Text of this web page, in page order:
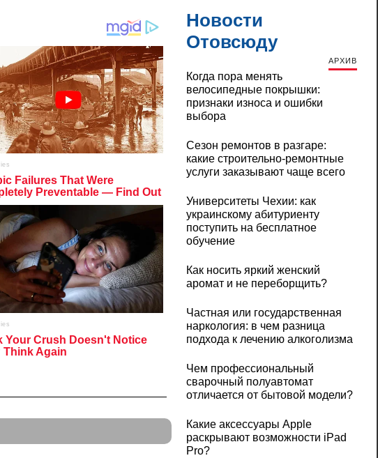
Новости
Отовсюду
АРХИВ
Когда пора менять
велосипедные покрышки:
признаки износа и ошибки
выбора
Сезон ремонтов в разгаре:
какие строительно-ремонтные
услуги заказывают чаще всего
Университеты Чехии: как
украинскому абитуриенту
поступить на бесплатное
обучение
Как носить яркий женский
аромат и не переборщить?
Частная или государственная
наркология: в чем разница
подхода к лечению алкоголизма
Чем профессиональный
сварочный полуавтомат
отличается от бытовой модели?
Какие аксессуары Apple
раскрывают возможности iPad
Pro?